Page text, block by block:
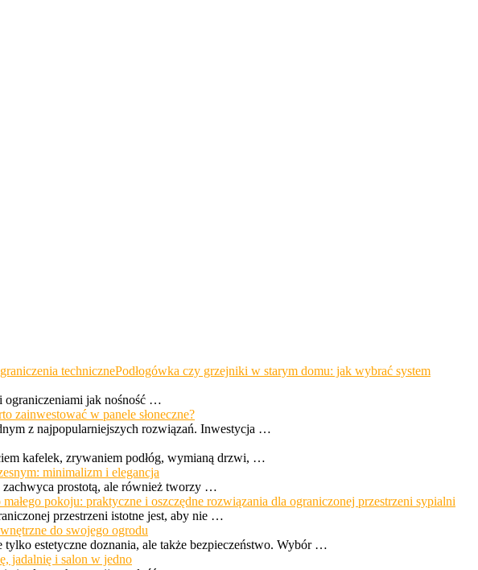
Podłogówka czy grzejniki w starym domu: jak wybrać system
ograniczeniami jak nośność …
zainwestować w panele słoneczne?
z najpopularniejszych rozwiązań. Inwestycja …
kafelek, zrywaniem podłóg, wymianą drzwi, …
minimalizm i elegancja
zachwyca prostotą, ale również tworzy …
pokoju: praktyczne i oszczędne rozwiązania dla ograniczonej przestrzeni sypialni
przestrzeni istotne jest, aby nie …
do swojego ogrodu
estetyczne doznania, ale także bezpieczeństwo. Wybór …
jadalnię i salon w jedno